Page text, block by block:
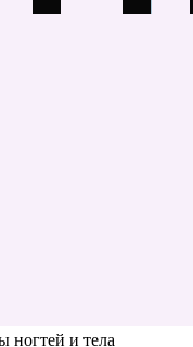
ногтей и тела